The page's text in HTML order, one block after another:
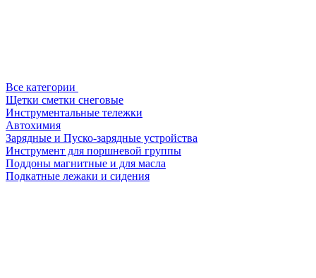
Все категории
Щетки сметки снеговые
Инструментальные тележки
Автохимия
Зарядные и Пуско-зарядные устройства
Инструмент для поршневой группы
Поддоны магнитные и для масла
Подкатные лежаки и сидения